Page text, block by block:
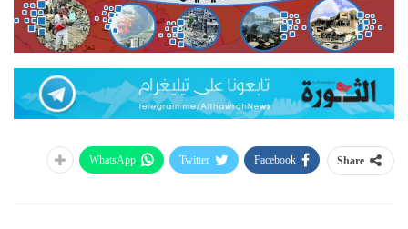
Share
Facebook
Twitter
WhatsApp